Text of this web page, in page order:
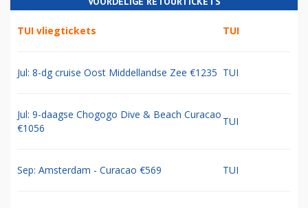
TUI vliegtickets TUI
Jul: 8-dg cruise Oost Middellandse Zee €1235 TUI
Jul: 9-daagse Chogogo Dive & Beach Curacao
€1056
TUI
Sep: Amsterdam - Curacao €569 TUI